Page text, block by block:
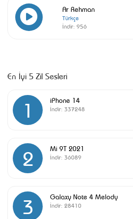
Ar Rehman
Türkçe
İndir: 956
En İyi 5 Zil Sesleri
1 iPhone 14
İndir: 337248
2 Mi 9T 2021
İndir: 36089
3 Galaxy Note 4 Melody
İndir: 28410